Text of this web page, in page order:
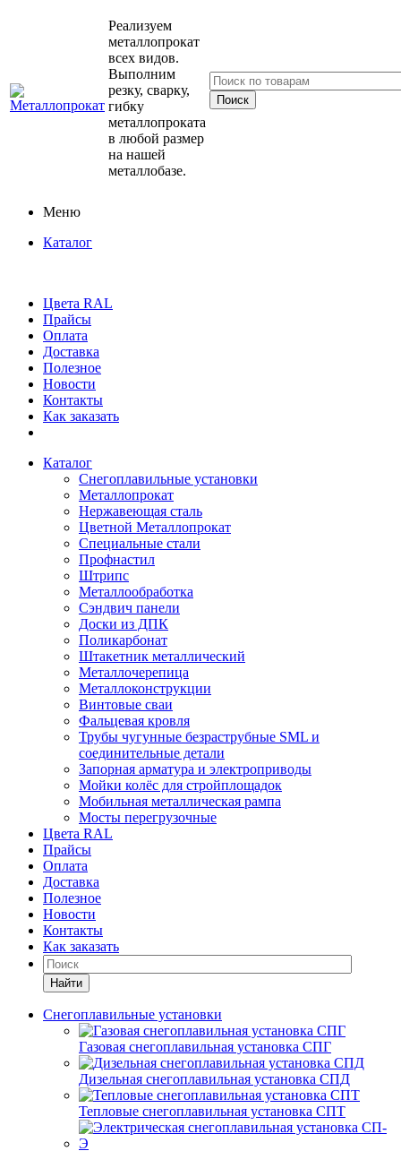
Реализуем
металлопрокат
всех видов.
Выполним
резку, сварку,
гибку
металлопроката
в любой размер
на нашей
металлобазе.
Меню
Каталог
Цвета RAL
Прайсы
Оплата
Доставка
Полезное
Новости
Контакты
Как заказать
Каталог
Снегоплавильные установки
Металлопрокат
Нержавеющая сталь
Цветной Металлопрокат
Специальные стали
Профнастил
Штрипс
Металлообработка
Сэндвич панели
Доски из ДПК
Поликарбонат
Штакетник металлический
Металлочерепица
Металлоконструкции
Винтовые сваи
Фальцевая кровля
Трубы чугунные безраструбные SML и
соединительные детали
Запорная арматура и электроприводы
Мойки колёс для стройплощадок
Мобильная металлическая рампа
Мосты перегрузочные
Цвета RAL
Прайсы
Оплата
Доставка
Полезное
Новости
Контакты
Как заказать
Найти
Снегоплавильные установки
Газовая снегоплавильная установка СПГ
Дизельная снегоплавильная установка СПД
Тепловые снегоплавильная установка СПТ